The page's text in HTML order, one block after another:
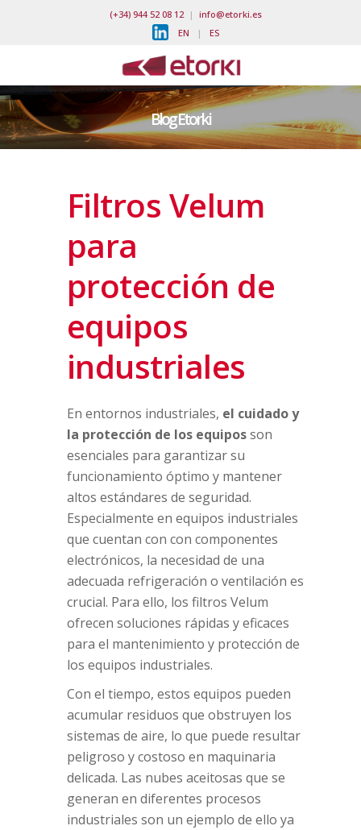
(+34) 944 52 08 12| info@etorki.es
EN | ES
Blog Etorki
Filtros Velum
para
protección de
equipos
industriales
En entornos industriales, el cuidado y
la protección de los equiposson
esenciales para garantizar su
funcionamiento óptimo y mantener
altos estándares de seguridad.
Especialmente en equipos industriales
que cuentan con con componentes
electrónicos, la necesidad de una
adecuada refrigeración o ventilación es
crucial. Para ello, los filtros Velum
ofrecen soluciones rápidas y eficaces
para el mantenimiento y protección de
los equipos industriales.
Con el tiempo, estos equipos pueden
acumular residuos que obstruyen los
sistemas de aire, lo que puede resultar
peligroso y costoso en maquinaria
delicada. Las nubes aceitosas que se
generan en diferentes procesos
industriales son un ejemplo de ello ya